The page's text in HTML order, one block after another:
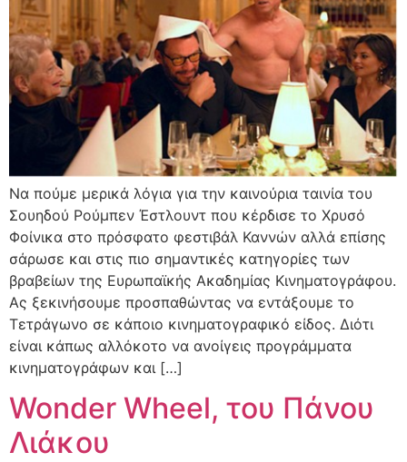
Να πούμε μερικά λόγια για την καινούρια ταινία του
Σουηδού Ρούμπεν Έστλουντ που κέρδισε το Χρυσό
Φοίνικα στο πρόσφατο φεστιβάλ Καννών αλλά επίσης
σάρωσε και στις πιο σημαντικές κατηγορίες των
βραβείων της Ευρωπαϊκής Ακαδημίας Κινηματογράφου.
Ας ξεκινήσουμε προσπαθώντας να εντάξουμε το
Τετράγωνο σε κάποιο κινηματογραφικό είδος. Διότι
είναι κάπως αλλόκοτο να ανοίγεις προγράμματα
κινηματογράφων και […]
Wonder Wheel, του Πάνου
Λιάκου